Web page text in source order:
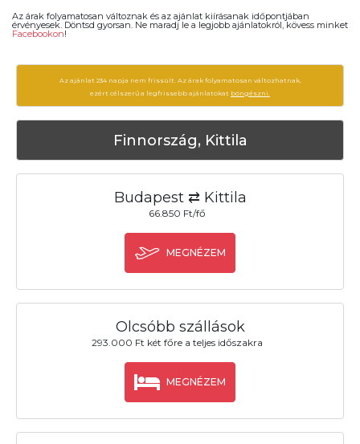
Az árak folyamatosan változnak és az ajánlat kiírásanak időpontjában
érvényesek. Döntsd gyorsan. Ne maradj le a legjobb ajánlatokról, kövess minket
Facebookon!
Az ajánlat 234 napja nem frissült. Az árak folyamatosan változhatnak,
ezért célszerű a legfrissebb ajánlatokat böngészni.
Finnország, Kittila
Budapest ⇄ Kittila
66.850 Ft/fő
MEGNÉZEM
Olcsóbb szállások
293.000 Ft két főre a teljes időszakra
MEGNÉZEM